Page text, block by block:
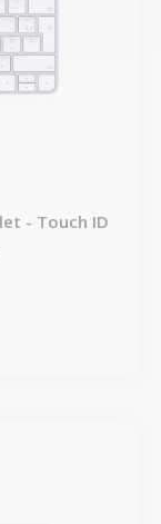
- Touch ID